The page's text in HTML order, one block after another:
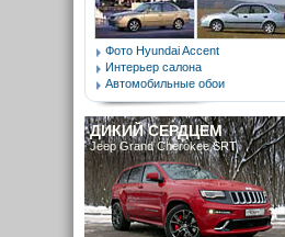
Фото Hyundai Accent
Интерьер салона
Автомобильные обои
ДИКИЙ СЕРДЦЕМ
Jeep Grand Cherokee SRT